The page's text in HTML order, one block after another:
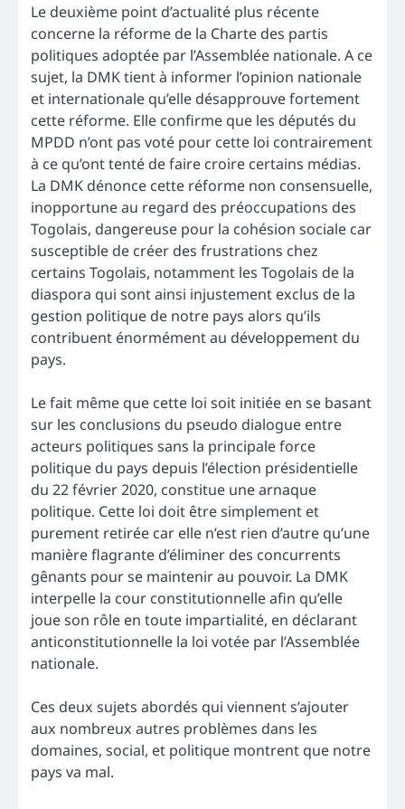
Le deuxième point d’actualité plus récente
concerne la réforme de la Charte des partis
politiques adoptée par l’Assemblée nationale. A ce
sujet, la DMK tient à informer l’opinion nationale
et internationale qu’elle désapprouve fortement
cette réforme. Elle confirme que les députés du
MPDD n’ont pas voté pour cette loi contrairement
à ce qu’ont tenté de faire croire certains médias.
La DMK dénonce cette réforme non consensuelle,
inopportune au regard des préoccupations des
Togolais, dangereuse pour la cohésion sociale car
susceptible de créer des frustrations chez
certains Togolais, notamment les Togolais de la
diaspora qui sont ainsi injustement exclus de la
gestion politique de notre pays alors qu’ils
contribuent énormément au développement du
pays.
Le fait même que cette loi soit initiée en se basant
sur les conclusions du pseudo dialogue entre
acteurs politiques sans la principale force
politique du pays depuis l’élection présidentielle
du 22 février 2020, constitue une arnaque
politique. Cette loi doit être simplement et
purement retirée car elle n’est rien d’autre qu’une
manière flagrante d’éliminer des concurrents
gênants pour se maintenir au pouvoir. La DMK
interpelle la cour constitutionnelle afin qu’elle
joue son rôle en toute impartialité, en déclarant
anticonstitutionnelle la loi votée par l’Assemblée
nationale.
Ces deux sujets abordés qui viennent s’ajouter
aux nombreux autres problèmes dans les
domaines, social, et politique montrent que notre
pays va mal.